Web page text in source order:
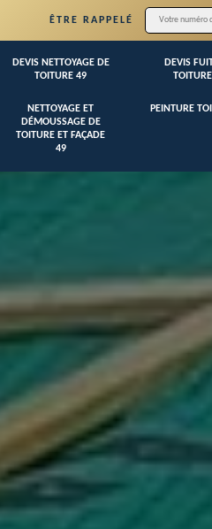
ÊTRE RAPPELÉ
DEVIS NETTOYAGE DE
TOITURE 49
DEVIS
NETTOYAGE ET
DÉMOUSSAGE DE
TOITURE ET FAÇADE
49
PEINTURE